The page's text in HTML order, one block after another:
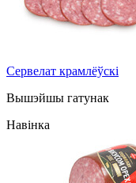
Сервелат крамлёўскі
Вышэйшы гатунак
Навінка